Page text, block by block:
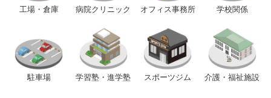
工場・倉庫 病院クリニック オフィス事務所 学校関係
駐車場 学習塾・進学塾 スポーツジム 介護・福祉施設